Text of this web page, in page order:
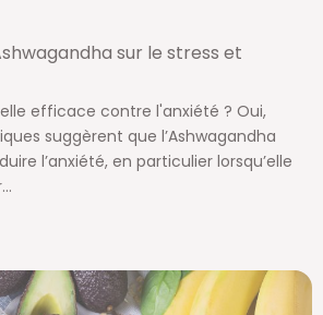
sur le stress et
efficace contre l'anxiété ? Oui,
suggèrent que l’Ashwagandha
l’anxiété, en particulier lorsqu’elle